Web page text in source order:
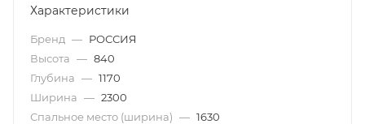
Характеристики
Бренд — РОССИЯ
Высота — 840
Глубина — 1170
Ширина — 2300
Спальное место (ширина) — 1630